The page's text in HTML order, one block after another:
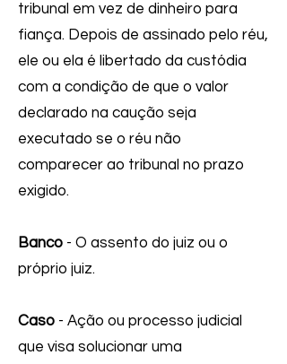
tribunal em vez de dinheiro para
fiança. Depois de assinado pelo réu,
ele ou ela é libertado da custódia
com a condição de que o valor
declarado na caução seja
executado se o réu não
comparecer ao tribunal no prazo
exigido.
Banco - O assento do juiz ou o
próprio juiz.
Caso - Ação ou processo judicial
que visa solucionar uma